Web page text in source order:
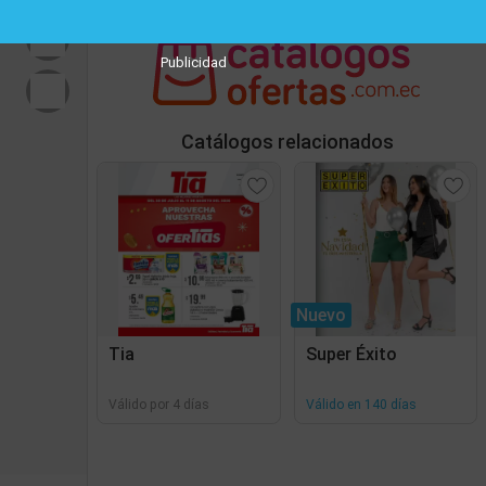
Publicidad
Catálogos relacionados
Tia
Válido por 4 días
Nuevo
Super Éxito
Válido en 140 días